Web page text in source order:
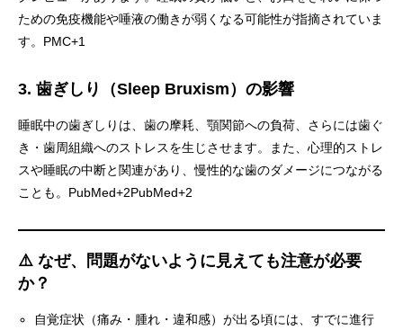
冨安歯科の駐車場の説
ための免疫機能や唾液の働きが弱くなる可能性が指摘されていま
す。 PMC+1
3. 歯ぎしり（Sleep Bruxism）の影響
睡眠中の歯ぎしりは、歯の摩耗、顎関節への負荷、さらには歯ぐ
き・歯周組織へのストレスを生じさせます。また、心理的ストレ
スや睡眠の中断と関連があり、慢性的な歯のダメージにつながる
ことも。 PubMed+2PubMed+2
⚠️ なぜ、問題がないように見えても注意が必要
か？
自覚症状（痛み・腫れ・違和感）が出る頃には、すでに進行